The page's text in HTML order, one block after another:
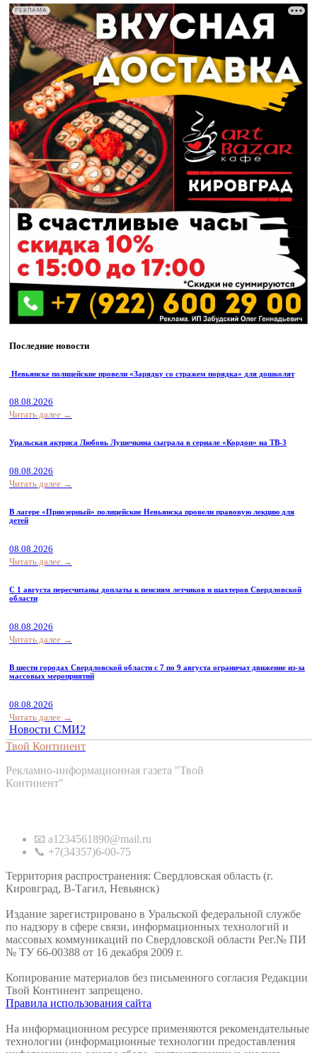
РЕКЛАМА
Последние новости
Невьянске полицейские провели «Зарядку со стражем порядка» для дошколят
08.08.2026
Читать далее →
Уральская актриса Любовь Лушечкина сыграла в сериале «Кордон» на ТВ-3
08.08.2026
Читать далее →
В лагере «Приозерный» полицейские Невьянска провели правовую лекцию для
детей
08.08.2026
Читать далее →
С 1 августа пересчитаны доплаты к пенсиям летчиков и шахтеров Свердловской
области
08.08.2026
Читать далее →
В шести городах Свердловской области с 7 по 9 августа ограничат движение из-за
массовых мероприятий
08.08.2026
Читать далее →
Новости СМИ2
Твой Континент
Рекламно-информационная газета "Твой
Континент"
📧 a1234561890@mail.ru
📞 +7(34357)6-00-75
Территория распространения: Свердловская область (г.
Кировград, В-Тагил, Невьянск)
Издание зарегистрировано в Уральской федеральной службе
по надзору в сфере связи, информационных технологий и
массовых коммуникаций по Свердловской области Рег.№ ПИ
№ ТУ 66-00388 от 16 декабря 2009 г.
Копирование материалов без письменного согласия Редакции
Твой Континент запрещено.
Правила использования сайта
На информационном ресурсе применяются рекомендательные
технологии (информационные технологии предоставления